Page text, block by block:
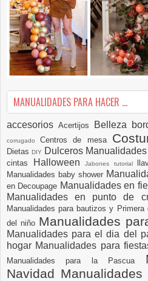
MANUALIDADES PARA HACER ...
accesoriosAcertijos Belleza
corrugadoCentros de mesa
DietasDIY Dulceros Manualidades
cintas
Halloween Jabones tutorial
Manualidades baby shower
en Decoupage Manualidades en
Manualidades en punto de
Manualidades para bautizos y Primera
del niño Manualidades
Manualidades para el dia del
hogar Manualidades para
Manualidades para la Pascua
Navidad